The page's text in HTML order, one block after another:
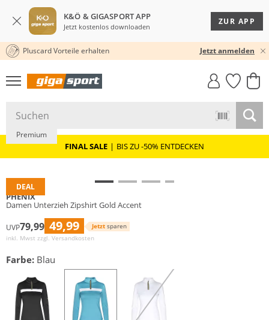
K&Ö & GIGASPORT APP
Jetzt kostenlos downloaden
ZUR APP
KOSTENLOSER VERSAND* & RÜCKVERSAND
30 TAGE RÜCKGABERECHT
Pluscard Vorteile erhalten Jetzt anmelden
GIGASTYLE
FAHRRAD­
MUST-HAVE
FINAL SALE | BIS ZU -50% ENTDECKEN
DEAL
Premium
PHENIX
Damen Unterzieh Zipshirt Gold Accent
UVP79,99 49,99 Jetzt sparen
inkl. Mwst zzgl. Versandkosten
Farbe: Blau